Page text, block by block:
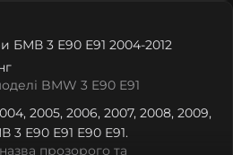
БМВ 3 Е90 Е91 2004-2012
BMW 3 E90 E91
2005, 2006, 2007, 2008, 2009,
3 Е90 Е91 E90 E91.
прозорого та